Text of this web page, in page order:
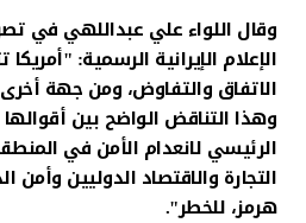
وقال اللواء علي عبداللهي في
الإعلام الإيرانية الرسمية:
الاتفاق والتفاوض، ومن جهة أخرى
وهذا التناقض الواضح بين أقوالها
الرئيسي لانعدام الأمن في
التجارة والاقتصاد الدوليين
هرمز، للخطر".